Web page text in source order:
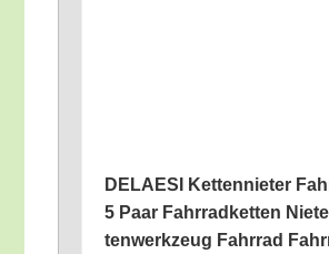
DELAESI Ket­ten­nie­ter
5 Paar Fahr­rad­ket­ten
ten­werk­zeug Fahr­rad